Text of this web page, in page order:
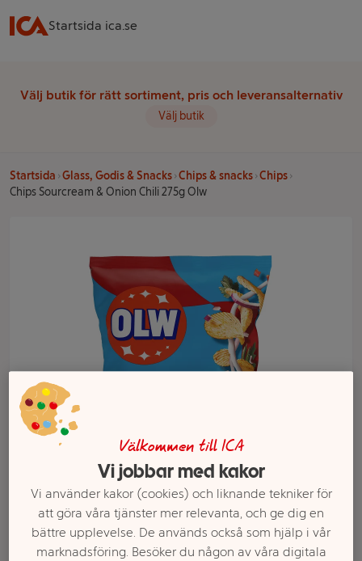
Startsida ica.se
Välj butik för rätt sortiment, pris och leveransalternativ
Välj butik
Startsida Glass, Godis & Snacks Chips & snacks Chips
Chips Sourcream & Onion Chili 275g Olw
Välkommen till ICA
Vi jobbar med kakor
Vi använder kakor (cookies) och liknande tekniker för
att göra våra tjänster mer relevanta, och ge dig en
bättre upplevelse. De används också som hjälp i vår
marknadsföring. Besöker du någon av våra digitala